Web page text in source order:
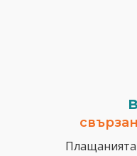
Плащанията